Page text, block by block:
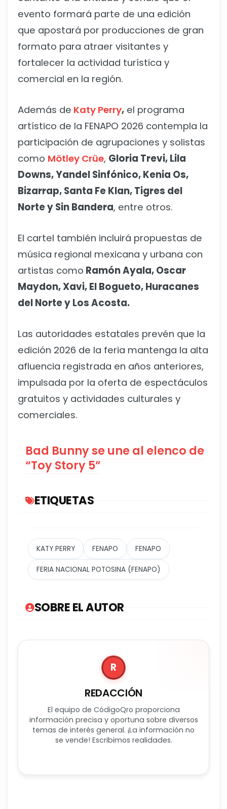
evento formará parte de una edición
que apostará por producciones de gran
formato para atraer visitantes y
fortalecer la actividad turística y
comercial en la región.
Además de Katy Perry, el programa
artístico de la FENAPO 2026 contempla la
participación de agrupaciones y solistas
como Mötley Crüe, Gloria Trevi, Lila
Downs, Yandel Sinfónico, Kenia Os,
Bizarrap, Santa Fe Klan, Tigres del
Norte y Sin Bandera, entre otros.
El cartel también incluirá propuestas de
música regional mexicana y urbana con
artistas como Ramón Ayala, Oscar
Maydon, Xavi, El Bogueto, Huracanes
del Norte y Los Acosta.
Las autoridades estatales prevén que la
edición 2026 de la feria mantenga la alta
afluencia registrada en años anteriores,
impulsada por la oferta de espectáculos
gratuitos y actividades culturales y
comerciales.
Bad Bunny se une al elenco de
“Toy Story 5”
ETIQUETAS
KATY PERRY FENAPO FENAPO
FERIA NACIONAL POTOSINA (FENAPO)
SOBRE EL AUTOR
R
REDACCIÓN
El equipo de CódigoQro proporciona
información precisa y oportuna sobre diversos
temas de interés general. ¡La información no
se vende! Escribimos realidades.